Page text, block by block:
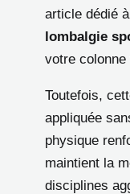
article dédié
lombalgie
votre colonne
Toutefois,
appliquée
physique
maintient la
disciplines